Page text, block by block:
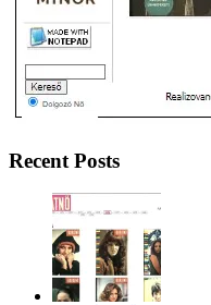
Recent Posts